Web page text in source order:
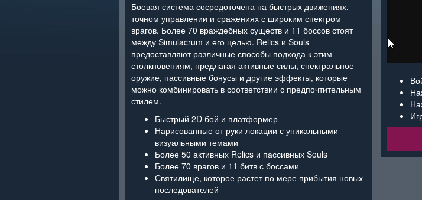
Боевая система сосредоточена на быстрых движениях,
точном управлении и сражениях с широким спектром
врагов. Более 70 враждебных существ и 11 боссов стоят
между Simulacrum и его целью. Relics и Souls
предоставляют различные способы подхода к этим
столкновениям, предлагая активные силы, спектральное
оружие, пассивные бонусы и другие эффекты, которые
можно комбинировать в соответствии с предпочтительным
стилем.
Быстрый 2D бой и платформер
Нарисованные от руки локации с уникальными
визуальными темами
Более 50 активных Relics и пассивных Souls
Более 70 врагов и 11 битв с боссами
Святилище, которое растет по мере прибытия новых
последователей